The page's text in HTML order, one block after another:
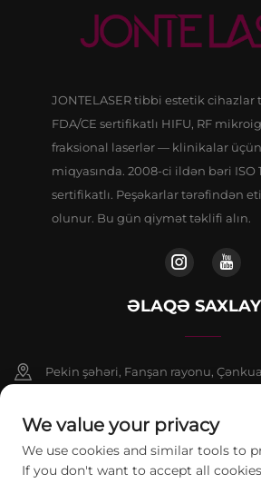
JONTELASER tibbi estetik cihazlar
FDA/CE sertifikatlı HIFU, RF
fraksional laserlər — klinikalar
miqyasında. 2008-ci ildən bəri ISO
sertifikatlı. Peşəkarlar tərəfindən
olunur. Bu gün qiymət təklifi alın.
ƏLAQƏ
Pekin şəhəri, Fanşan rayonu,
+86-13911459627
[email protected]
We value your privacy
We use cookies and similar tools to
If you don't want to accept all